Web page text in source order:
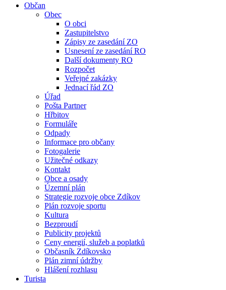
Občan
Obec
O obci
Zastupitelstvo
Zápisy ze zasedání ZO
Usnesení ze zasedání RO
Další dokumenty RO
Rozpočet
Veřejné zakázky
Jednací řád ZO
Úřad
Pošta Partner
Hřbitov
Formuláře
Odpady
Informace pro občany
Fotogalerie
Užitečné odkazy
Kontakt
Obce a osady
Územní plán
Strategie rozvoje obce Zdíkov
Plán rozvoje sportu
Kultura
Bezproudí
Publicity projektů
Ceny energií, služeb a poplatků
Občasník Zdíkovsko
Plán zimní údržby
Hlášení rozhlasu
Turista